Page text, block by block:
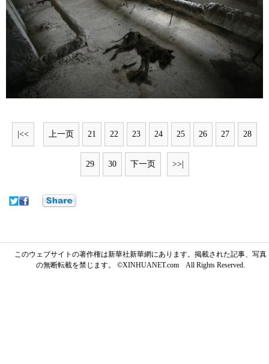
|<< 上一页 21 22 23 24 25 26 27 28
29 30 下一页 >>|
このウェブサイトの著作権は新華社新華網にあります。掲載された記事、写真
の無断転載を禁じます。 ©XINHUANET.com All Rights Reserved.